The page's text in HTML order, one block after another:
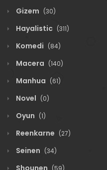
Gizem (30)
Hayalistic (311)
Komedi (84)
Macera (140)
Manhua (61)
Novel (0)
Oyun (1)
Reenkarne (27)
Seinen (34)
Shounen (59)